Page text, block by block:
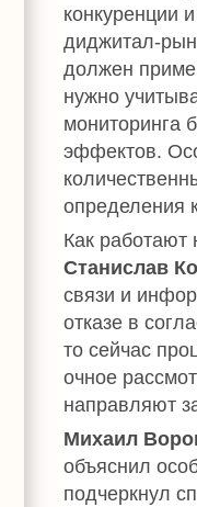
конкуренции
диджитал-
должен
нужно
мониторинга
эффектов.
определения
Как работают
Станислав
связи и
отказе в
то сейчас
очное
направляют
Михаил
объяснил
подчеркнул